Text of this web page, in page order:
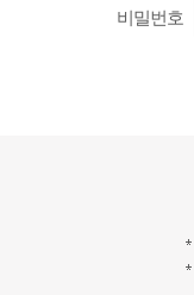
비밀번호